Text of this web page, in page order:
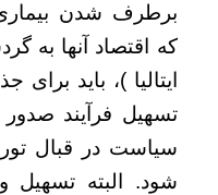
برطرف شدن بیماری
که اقتصاد آنها به
ایتالیا )، باید
تسهیل فرآیند صدور
سیاست در قبال
شود. البته تسهیل